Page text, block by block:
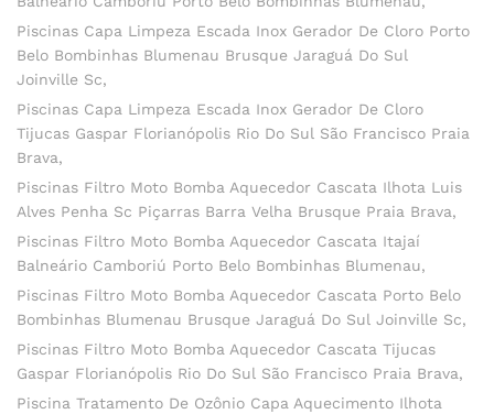
Piscinas Capa Limpeza Escada Inox Gerador De Cloro Porto
Belo Bombinhas Blumenau Brusque Jaraguá Do Sul
Joinville Sc
Piscinas Capa Limpeza Escada Inox Gerador De Cloro
Tijucas Gaspar Florianópolis Rio Do Sul São Francisco Praia
Brava
Piscinas Filtro Moto Bomba Aquecedor Cascata Ilhota Luis
Alves Penha Sc Piçarras Barra Velha Brusque Praia Brava
Piscinas Filtro Moto Bomba Aquecedor Cascata Itajaí
Balneário Camboriú Porto Belo Bombinhas Blumenau
Piscinas Filtro Moto Bomba Aquecedor Cascata Porto Belo
Bombinhas Blumenau Brusque Jaraguá Do Sul Joinville Sc
Piscinas Filtro Moto Bomba Aquecedor Cascata Tijucas
Gaspar Florianópolis Rio Do Sul São Francisco Praia Brava
Piscina Tratamento De Ozônio Capa Aquecimento Ilhota